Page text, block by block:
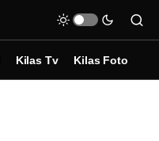
Kilas Tv Kilas Foto